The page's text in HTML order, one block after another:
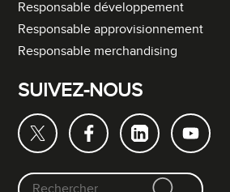
Responsable développement
Responsable approvisionnement
Responsable merchandising
SUIVEZ-NOUS